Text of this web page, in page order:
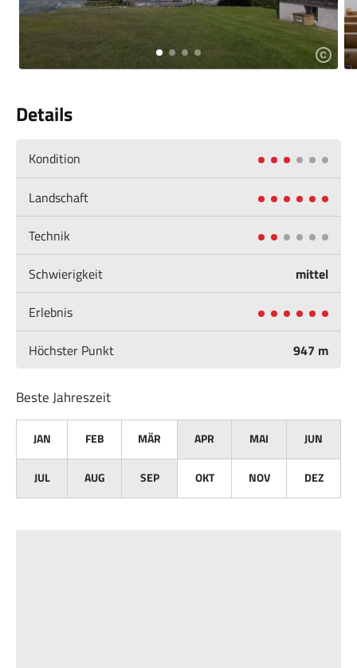
Details
Kondition
Landschaft
Technik
Schwierigkeit
mittel
Erlebnis
Höchster Punkt
947 m
Beste Jahreszeit
JAN FEB MÄR APR MAI JUN
JUL AUG SEP OKT NOV DEZ